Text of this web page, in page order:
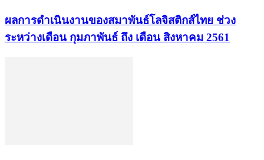
ผลการดำเนินงานของสมาพันธ์โลจิสติกส์ไทย ช่วง
ระหว่างเดือน กุมภาพันธ์ ถึง เดือน สิงหาคม 2561